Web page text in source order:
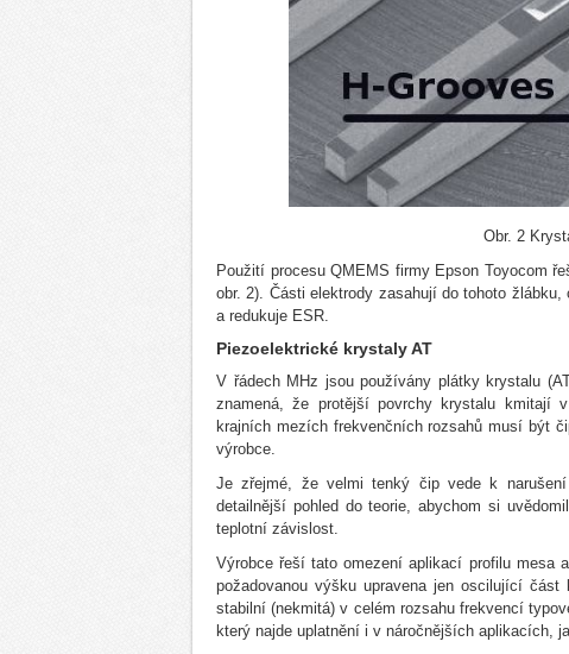
Obr. 2
Použití procesu QMEMS firmy Epson Toyocom
obr. 2). Části elektrody zasahují do tohoto
a redukuje ESR.
Piezoelektrické krystaly AT
V řádech MHz jsou používány plátky krystalu
znamená, že protější povrchy krystalu kmitají
krajních mezích frekvenčních rozsahů musí být
výrobce.
Je zřejmé, že velmi tenký čip vede k
detailnější pohled do teorie, abychom si
teplotní závislost.
Výrobce řeší tato omezení aplikací profilu mesa
požadovanou výšku upravena jen oscilující
stabilní (nekmitá) v celém rozsahu frekvencí
který najde uplatnění i v náročnějších aplikacích,